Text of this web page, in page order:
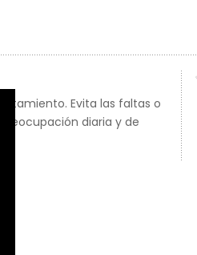
Evita las faltas o
diaria y de